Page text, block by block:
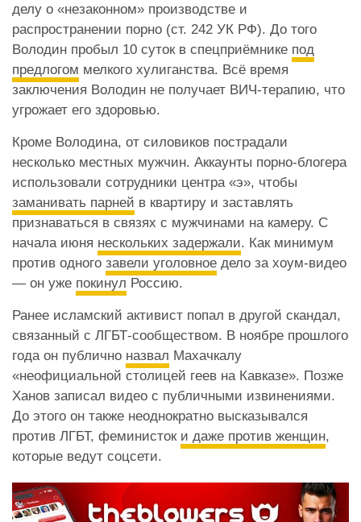
делу о «незаконном» производстве и
распространении порно (ст. 242 УК РФ). До того
Володин пробыл 10 суток в спецприёмнике под
предлогом мелкого хулиганства. Всё время
заключения Володин не получает ВИЧ-терапию, что
угрожает его здоровью.
Кроме Володина, от силовиков пострадали
несколько местных мужчин. Аккаунты порно-блогера
использовали сотрудники центра «э», чтобы
заманивать парней в квартиру и заставлять
признаваться в связях с мужчинами на камеру. С
начала июня нескольких задержали. Как минимум
против одного завели уголовное дело за хоум-видео
— он уже покинул Россию.
Ранее исламский активист попал в другой скандал,
связанный с ЛГБТ-сообществом. В ноябре прошлого
года он публично назвал Махачкалу
«неофициальной столицей геев на Кавказе». Позже
Ханов записал видео с публичными извинениями.
До этого он также неоднократно высказывался
против ЛГБТ, феминисток и даже против женщин,
которые ведут соцсети.